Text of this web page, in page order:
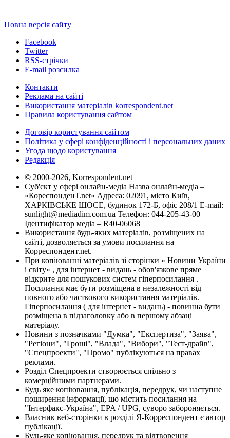
Повна версія сайту
Facebook
Twitter
RSS-стрічки
E-mail розсилка
Контакти
Реклама на сайті
Використання матеріалів korrespondent.net
Правила користування сайтом
Договір користування сайтом
Політика у сфері конфіденційності і персональних даних
Угода щодо користування
Редакція
© 2000-2026, Korrespondent.net
Суб'єкт у сфері онлайн-медіа Назва онлайн-медіа –
«КореспонденТ.net» Адреса: 02091, місто Київ,
ХАРКІВСЬКЕ ШОСЕ, будинок 172-Б, офіс 208/1 E-mail:
sunlight@mediadim.com.ua Телефон: 044-205-43-00
Ідентифікатор медіа – R40-06068
Використання будь-яких матеріалів, розміщених на
сайті, дозволяється за умови посилання на
Корреспондент.net.
При копіюванні матеріалів зі сторінки « Новини України
і світу» , для інтернет - видань - обов'язкове пряме
відкрите для пошукових систем гіперпосилання .
Посилання має бути розміщена в незалежності від
повного або часткового використання матеріалів.
Гіперпосилання ( для інтернет - видань) - повинна бути
розміщена в підзаголовку або в першому абзаці
матеріалу.
Новини з позначками "Думка", "Експертиза", "Заява",
"Регіони", "Гроші", "Влада", "Вибори", "Тест-драйв",
"Спецпроекти", "Промо" публікуються на правах
реклами.
Розділ Спецпроекти створюється спільно з
комерційними партнерами.
Будь яке копіювання, публікація, передрук, чи наступне
поширення інформації, що містить посилання на
"Інтерфакс-Україна", EPA / UPG, суворо забороняється.
Власник веб-сторінки в розділі Я-Корреспондент є автор
публікації.
Будь-яке копіювання, передрук та відтворення